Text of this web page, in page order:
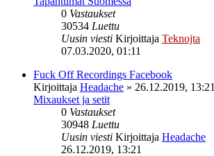
0 Vastaukset
30534 Luettu
Uusin viesti Kirjoittaja Teknojta
07.03.2020, 01:11
Fuck Off Recordings Facebook
Kirjoittaja Headache » 26.12.2019, 13:21
Mixaukset ja setit
0 Vastaukset
30948 Luettu
Uusin viesti Kirjoittaja Headache
26.12.2019, 13:21